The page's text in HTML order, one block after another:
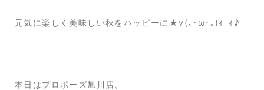
元気に楽しく美味しい秋をハッピーに★v(｡･ω･｡)ｨｪｨ♪
本日はプロポーズ旭川店、